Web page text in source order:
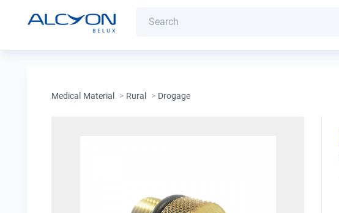
Medical Material > Rural > Drogage